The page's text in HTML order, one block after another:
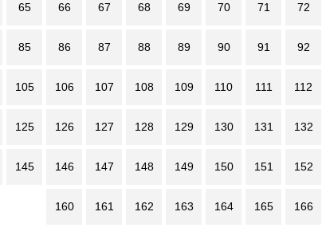
65 66 67 68 69 70 71 72
85 86 87 88 89 90 91 92
105 106 107 108 109 110 111 112
125 126 127 128 129 130 131 132
145 146 147 148 149 150 151 152
160 161 162 163 164 165 166